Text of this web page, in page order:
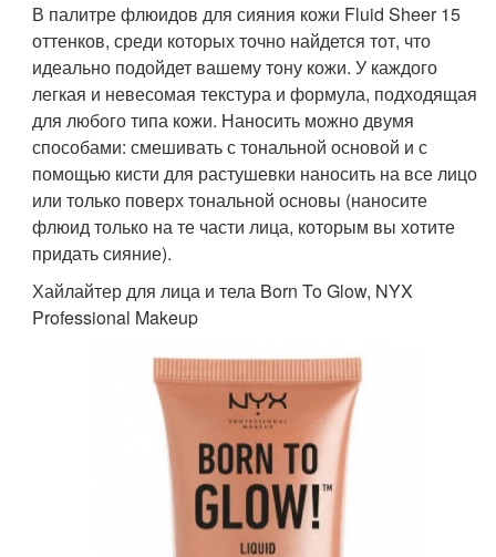
В палитре флюидов для сияния кожи Fluid Sheer 15
оттенков, среди которых точно найдется тот, что
идеально подойдет вашему тону кожи. У каждого
легкая и невесомая текстура и формула, подходящая
для любого типа кожи. Наносить можно двумя
способами: смешивать с тональной основой и с
помощью кисти для растушевки наносить на все лицо
или только поверх тональной основы (наносите
флюид только на те части лица, которым вы хотите
придать сияние).
Хайлайтер для лица и тела Born To Glow, NYX
Professional Makeup